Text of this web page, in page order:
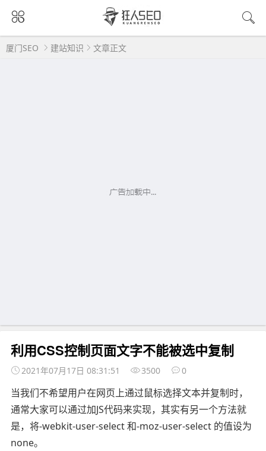
厦门SEO 建站知识 文章正文
利用CSS控制页面文字不能被选中复制
2021年07月17日 08:31:51 3500 0
当我们不希望用户在网页上通过鼠标选择文本并复制时，
通常大家可以通过加JS代码来实现，其实有另一个方法就
是，将-webkit-user-select 和-moz-user-select 的值设为
none。